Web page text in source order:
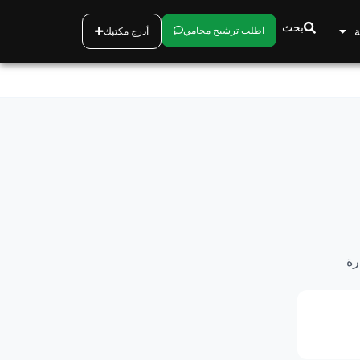
بحث اطلب ترشيح محامي أدرج مكتبك